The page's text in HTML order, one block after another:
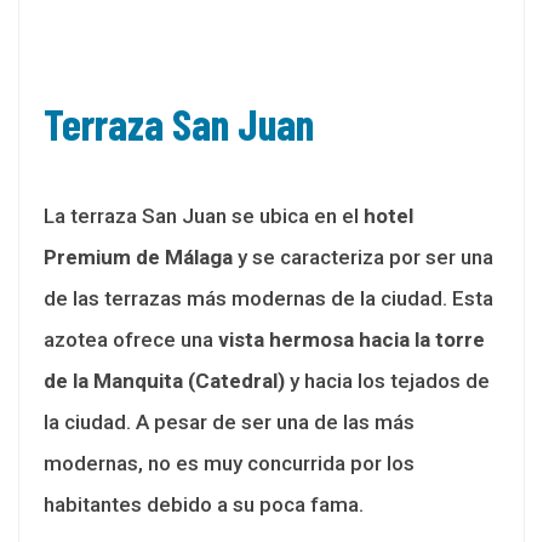
Terraza San Juan
La terraza San Juan se ubica en el hotel
Premium de Málaga y se caracteriza por ser una
de las terrazas más modernas de la ciudad. Esta
azotea ofrece una vista hermosa hacia la torre
de la Manquita (Catedral) y hacia los tejados de
la ciudad. A pesar de ser una de las más
modernas, no es muy concurrida por los
habitantes debido a su poca fama.